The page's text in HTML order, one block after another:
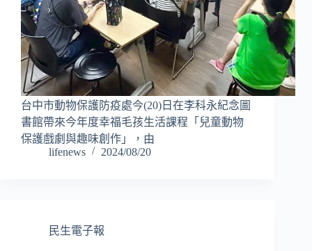
台中市動物保護防疫處今(20)日在李科永紀念圖
書館帶來今年度幸福毛孩生活課程「兒童動物
保護戲劇與趣味創作」，由
lifenews
2024/08/20
民生電子報